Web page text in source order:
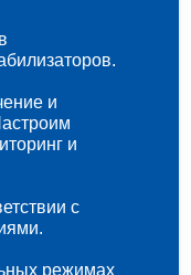
и
и
с
режимах